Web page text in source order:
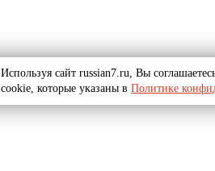
Используя сайт russian7.ru, Вы
cookie, которые указаны в Политике